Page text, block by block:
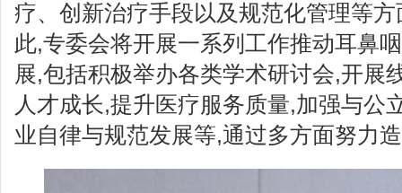
疗、创新治疗手段以及规范化管理等
此,专委会将开展一系列工作推动耳鼻
展,包括积极举办各类学术研讨会,开展
人才成长,提升医疗服务质量,加强与公
业自律与规范发展等,通过多方面努力